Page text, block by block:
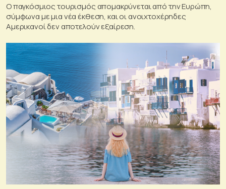
Ο παγκόσμιος τουρισμός απομακρύνεται από την Ευρώπη,
σύμφωνα με μια νέα έκθεση, και οι ανοιχτοχέρηδες
Αμερικανοί δεν αποτελούν εξαίρεση.